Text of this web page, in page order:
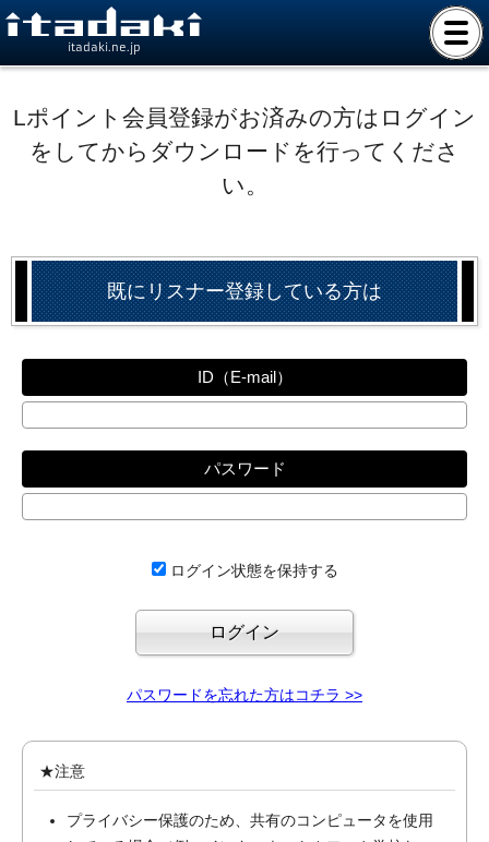
itadaki.ne.jp
Lポイント会員登録がお済みの方はログイン
をしてからダウンロードを行ってくださ
い。
既にリスナー登録している方は
ID（E-mail）
パスワード
ログイン状態を保持する
パスワードを忘れた方はコチラ >>
★注意
プライバシー保護のため、共有のコンピュータを使用